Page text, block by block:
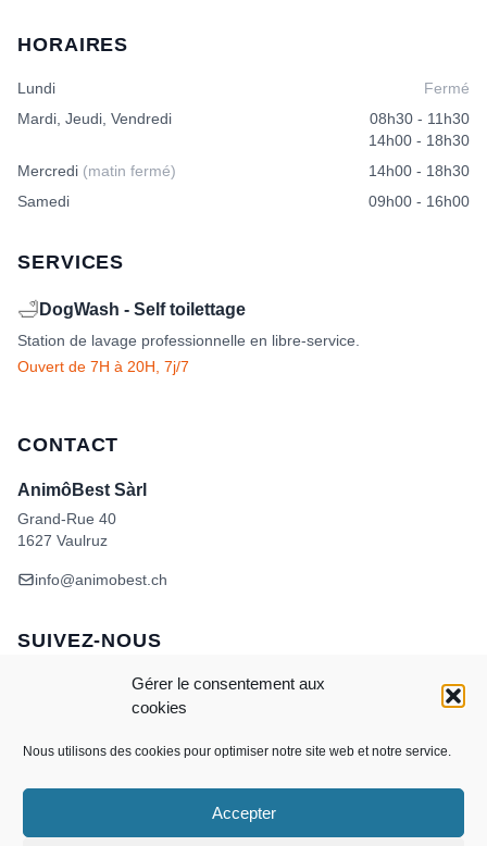
Gérer le consentement aux
cookies
Nous utilisons des cookies pour optimiser notre site web et notre service.
Accepter
HORAIRES
Lundi
Fermé
Mardi, Jeudi, Vendredi
08h30 - 11h30
14h00 - 18h30
Mercredi (matin fermé)
14h00 - 18h30
Samedi
09h00 - 16h00
SERVICES
🛁 DogWash - Self toilettage
Station de lavage professionnelle en libre-service.
Ouvert de 7H à 20H, 7j/7
CONTACT
AnimôBest Sàrl
Grand-Rue 40
1627 Vaulruz
info@animobest.ch
SUIVEZ-NOUS
MasterCardCredit